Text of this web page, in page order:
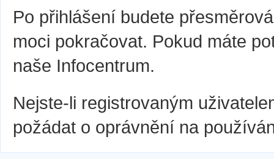
Po přihlášení budete
moci pokračovat. Pokud máte
naše Infocentrum.
Nejste-li registrovaným
požádat o oprávnění na